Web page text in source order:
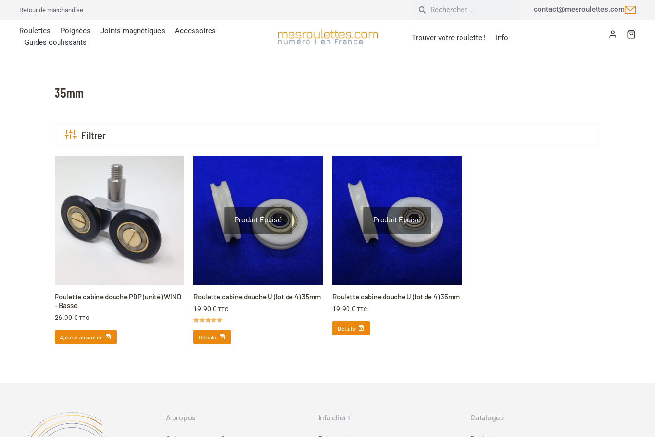
Retour de marchandise contact@mesroulettes.com
Roulettes Poignées Joints magnétiques
Accessoires
Guides coulissants
Trouver votre roulette ! Info
35mm
Filtrer
Roulette cabine douche PDP (unité) WIND
- Basse
26.90 € TTC
Ajouter au panier
Produit Épuisé
Roulette cabine douche U (lot de 4) 35mm
19.90 € TTC
Détails
Produit Épuisé
Roulette cabine douche U (lot de 4) 35mm
19.90 € TTC
Détails
A propos Info client Catalogue